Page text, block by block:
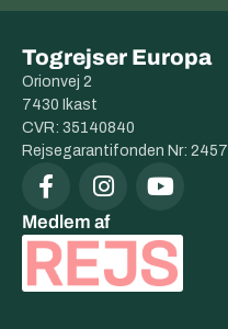
Togrejser Europa
Orionvej 2
7430 Ikast
CVR: 35140840
Rejsegarantifonden Nr: 2457
Medlem af